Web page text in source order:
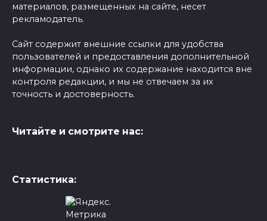
материалов, размещенных на сайте, несет
рекламодатель.
Сайт содержит внешние ссылки для удобства
пользователей и предоставления дополнительной
информации, однако их содержание находится вне
контроля редакции, и мы не отвечаем за их
точность и достоверность.
Читайте и смотрите нас:
Статистика: